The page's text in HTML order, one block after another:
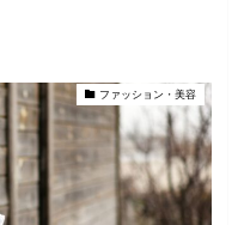
ファッション・美容